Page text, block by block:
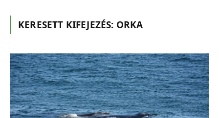
KERESETT KIFEJEZÉS: ORKA